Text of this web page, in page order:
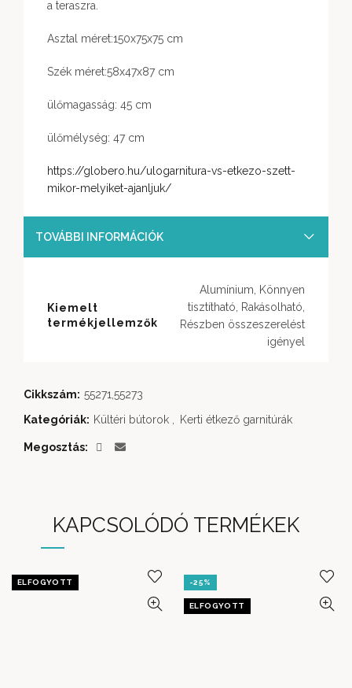
a teraszra.
Asztal méret:150x75x75 cm
Szék méret:58x47x87 cm
ülőmagasság: 45 cm
ülőmélység: 47 cm
https://globero.hu/ulogarnitura-vs-etkezo-szett-
mikor-melyiket-ajanljuk/
TOVÁBBI INFORMÁCIÓK
Kiemelt
termékjellemzők
Alumínium, Könnyen
tisztítható, Rakásolható,
Részben összeszerelést
igényel
Cikkszám: 55271,55273
Kategóriák: Kültéri bútorok , Kerti étkező garnitúrák
Megosztás
KAPCSOLÓDÓ TERMÉKEK
ELFOGYOTT -25%
ELFOGYOTT